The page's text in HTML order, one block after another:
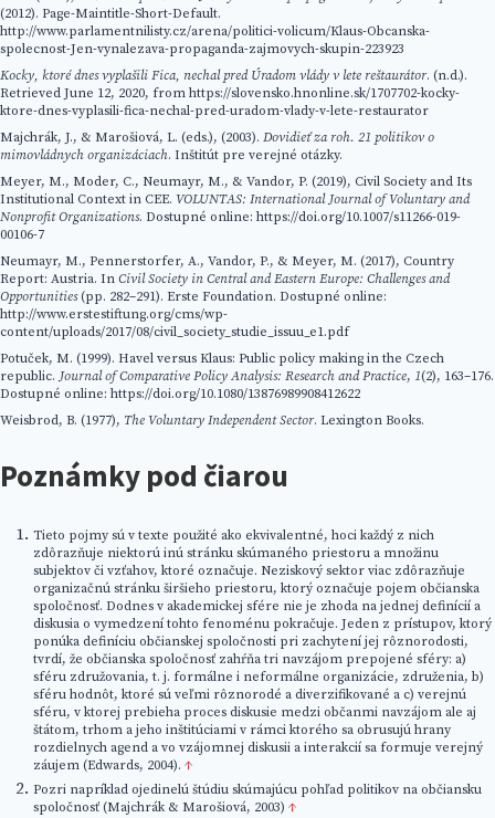
(2012). Page-Maintitle-Short-Default.
http://www.parlamentnilisty.cz/arena/politici-volicum/Klaus-Obcanska-
spolecnost-Jen-vynalezava-propaganda-zajmovych-skupin-223923
Kocky, ktoré dnes vyplašili Fica, nechal pred Úradom vlády v lete reštaurátor. (n.d.).
Retrieved June 12, 2020, from https://slovensko.hnonline.sk/1707702-kocky-
ktore-dnes-vyplasili-fica-nechal-pred-uradom-vlady-v-lete-restaurator
Majchrák, J., & Marošiová, L. (eds.), (2003). Dovidieť za roh. 21 politikov o
mimovládnych organizáciach. Inštitút pre verejné otázky.
Meyer, M., Moder, C., Neumayr, M., & Vandor, P. (2019), Civil Society and Its
Institutional Context in CEE. VOLUNTAS: International Journal of Voluntary and
Nonprofit Organizations. Dostupné online: https://doi.org/10.1007/s11266-019-
00106-7
Neumayr, M., Pennerstorfer, A., Vandor, P., & Meyer, M. (2017), Country
Report: Austria. In Civil Society in Central and Eastern Europe: Challenges and
Opportunities(pp. 282–291). Erste Foundation. Dostupné online:
http://www.erstestiftung.org/cms/wp-
content/uploads/2017/08/civil_society_studie_issuu_e1.pdf
Potuček, M. (1999). Havel versus Klaus: Public policy making in the Czech
republic.Journal of Comparative Policy Analysis: Research and Practice, 1(2), 163–176.
Dostupné online: https://doi.org/10.1080/13876989908412622
Weisbrod, B. (1977), The Voluntary Independent Sector. Lexington Books.
Poznámky pod čiarou
Tieto pojmy sú v texte použité ako ekvivalentné, hoci každý z nich
zdôrazňuje niektorú inú stránku skúmaného priestoru a množinu
subjektov či vzťahov, ktoré označuje. Neziskový sektor viac zdôrazňuje
organizačnú stránku širšieho priestoru, ktorý označuje pojem občianska
spoločnosť. Dodnes v akademickej sfére nie je zhoda na jednej definícií a
diskusia o vymedzení tohto fenoménu pokračuje. Jeden z prístupov, ktorý
ponúka definíciu občianskej spoločnosti pri zachytení jej rôznorodosti,
tvrdí, že občianska spoločnosť zahŕňa tri navzájom prepojené sféry: a)
sféru združovania, t. j. formálne i neformálne organizácie, združenia, b)
sféru hodnôt, ktoré sú veľmi rôznorodé a diverzifikované a c) verejnú
sféru, v ktorej prebieha proces diskusie medzi občanmi navzájom ale aj
štátom, trhom a jeho inštitúciami v rámci ktorého sa obrusujú hrany
rozdielnych agend a vo vzájomnej diskusii a interakcií sa formuje verejný
záujem (Edwards, 2004). ↑
Pozri napríklad ojedinelú štúdiu skúmajúcu pohľad politikov na občiansku
spoločnosť (Majchrák & Marošiová, 2003) ↑